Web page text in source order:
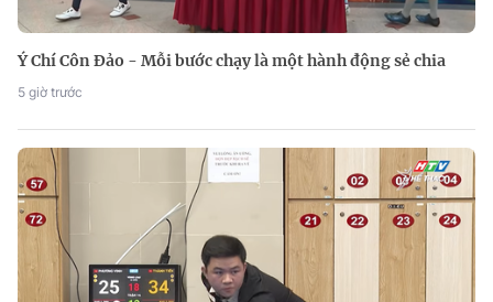
Ý Chí Côn Đảo - Mỗi bước chạy là một hành động sẻ chia
5 giờ trước